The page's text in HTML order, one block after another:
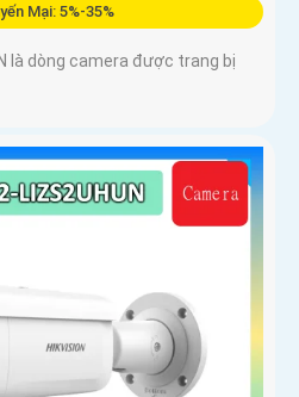
Mại: 5%-35%
là dòng camera được trang bị